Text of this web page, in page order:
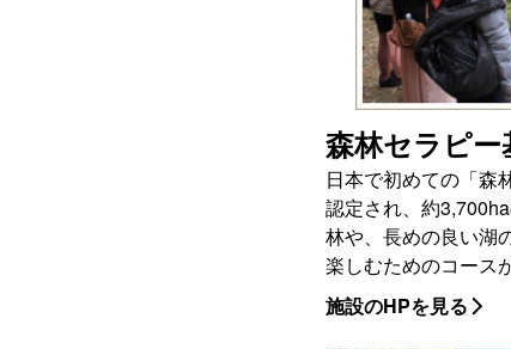
森林セラピー
日本で初めての「森
認定され、約
林や、長めの良い湖
楽しむためのコース
施設のHPを見る